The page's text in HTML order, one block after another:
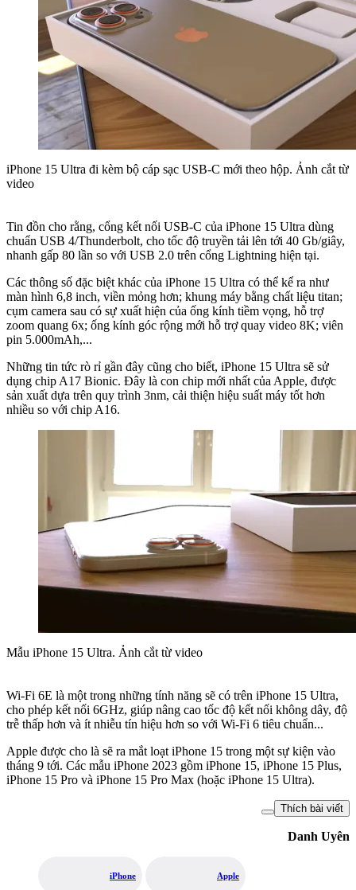
iPhone 15 Ultra đi kèm bộ cáp sạc USB-C mới theo hộp. Ảnh cắt từ
video
Tin đồn cho rằng, cổng kết nối USB-C của iPhone 15 Ultra dùng
chuẩn USB 4/Thunderbolt, cho tốc độ truyền tải lên tới 40 Gb/giây,
nhanh gấp 80 lần so với USB 2.0 trên cổng Lightning hiện tại.
Các thông số đặc biệt khác của iPhone 15 Ultra có thể kể ra như
màn hình 6,8 inch, viền mỏng hơn; khung máy bằng chất liệu titan;
cụm camera sau có sự xuất hiện của ống kính tiềm vọng, hỗ trợ
zoom quang 6x; ống kính góc rộng mới hỗ trợ quay video 8K; viên
pin 5.000mAh,...
Những tin tức rò rỉ gần đây cũng cho biết, iPhone 15 Ultra sẽ sử
dụng chip A17 Bionic. Đây là con chip mới nhất của Apple, được
sản xuất dựa trên quy trình 3nm, cải thiện hiệu suất máy tốt hơn
nhiều so với chip A16.
Mẫu iPhone 15 Ultra. Ảnh cắt từ video
Wi-Fi 6E là một trong những tính năng sẽ có trên iPhone 15 Ultra,
cho phép kết nối 6GHz, giúp nâng cao tốc độ kết nối không dây, độ
trễ thấp hơn và ít nhiễu tín hiệu hơn so với Wi-Fi 6 tiêu chuẩn...
Apple được cho là sẽ ra mắt loạt iPhone 15 trong một sự kiện vào
tháng 9 tới. Các mẫu iPhone 2023 gồm iPhone 15, iPhone 15 Plus,
iPhone 15 Pro và iPhone 15 Pro Max (hoặc iPhone 15 Ultra).
Thích bài viết
Danh Uyên
iPhone Apple